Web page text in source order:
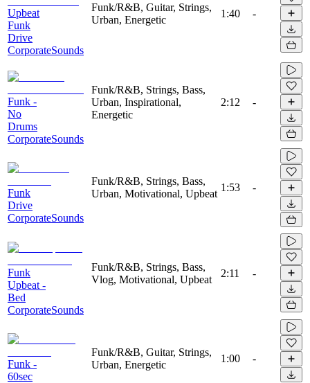
Upbeat
Funk
Drive
CorporateSounds
Funk/R&B, Guitar, Strings,
Urban, Energetic
1:40 -
Funk -
No
Drums
CorporateSounds
Funk/R&B, Strings, Bass,
Urban, Inspirational,
Energetic
2:12 -
Funk
Drive
CorporateSounds
Funk/R&B, Strings, Bass,
Urban, Motivational, Upbeat
1:53 -
Funk
Upbeat -
Bed
CorporateSounds
Funk/R&B, Strings, Bass,
Vlog, Motivational, Upbeat
2:11 -
Funk -
60sec
Funk/R&B, Guitar, Strings,
Urban, Energetic
1:00 -